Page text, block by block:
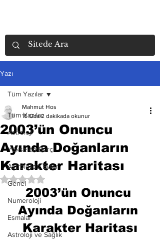
Yazı
Tüm Yazılar
Astroloji
Yükselen Burç
Astrolojide Evler
Genel
Numeroloji
Esmalar
Astroloji ve Sağlık
Tüm Yazılar
2003’ün Onuncu
Ayında Doğanların
Karakter Haritası
Mahmut Hos
16 Oca 2 dakikada okunur
5 üzerinden NaN yıldız
2003’ün Onuncu
Ayında Doğanların
Karakter Haritası